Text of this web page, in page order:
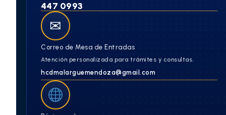
447 0993
✉
Correo de Mesa de Entradas
Atención personalizada para trámites y consultas.
hcdmalarguemendoza@gmail.com